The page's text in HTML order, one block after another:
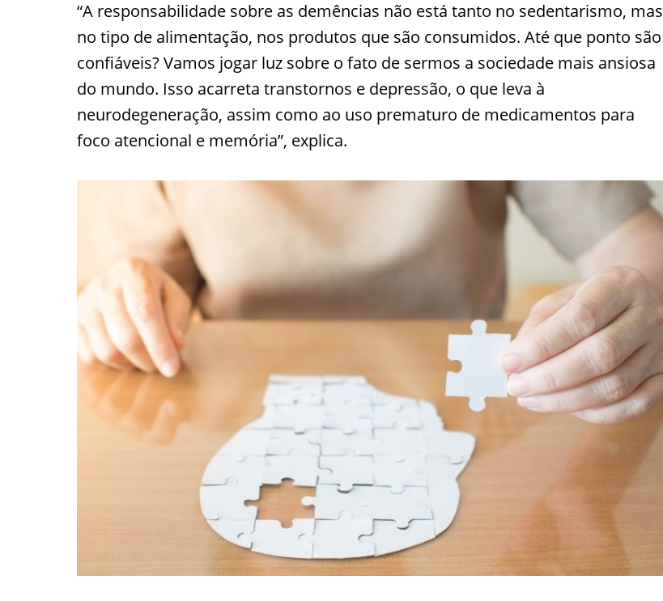
“A responsabilidade sobre as demências não está tanto no sedentarismo, mas
no tipo de alimentação, nos produtos que são consumidos. Até que ponto são
confiáveis? Vamos jogar luz sobre o fato de sermos a sociedade mais ansiosa
do mundo. Isso acarreta transtornos e depressão, o que leva à
neurodegeneração, assim como ao uso prematuro de medicamentos para
foco atencional e memória”, explica.